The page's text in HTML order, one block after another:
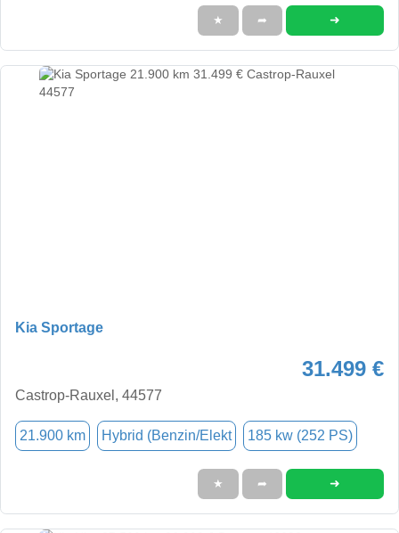
★ ➦ ➜
Kia Sportage
31.499 €
Castrop-Rauxel, 44577
21.900 km Hybrid (Benzin/Elekt 185 kw (252 PS)
★ ➦ ➜